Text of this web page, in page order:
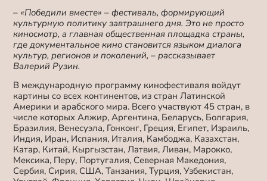
– «Победили вместе» – фестиваль, формирующий
культурную политику завтрашнего дня. Это не просто
киносмотр, а главная общественная площадка страны,
где документальное кино становится языком диалога
культур, регионов и поколений, – рассказывает
Валерий Рузин.
В международную программу кинофестиваля войдут
картины со всех континентов, из стран Латинской
Америки и арабского мира. Всего участвуют 45 стран, в
числе которых Алжир, Аргентина, Беларусь, Болгария,
Бразилия, Венесуэла, Гонконг, Греция, Египет, Израиль,
Индия, Иран, Испания, Италия, Камбоджа, Казахстан,
Катар, Китай, Кыргызстан, Латвия, Ливан, Марокко,
Мексика, Перу, Португалия, Северная Македония,
Сербия, Сирия, США, Танзания, Турция, Узбекистан,